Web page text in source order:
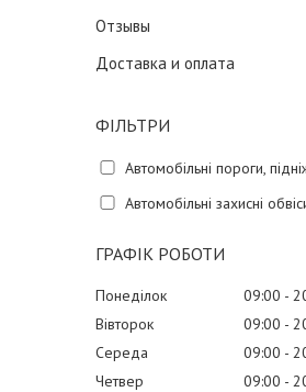
Отзывы
Доставка и оплата
ФІЛЬТРИ
Автомобільні пороги,
Автомобільні захисні
ГРАФІК РОБОТИ
Понеділок 09:00
Вівторок
09:00
Середа
09:00
Четвер
09:00